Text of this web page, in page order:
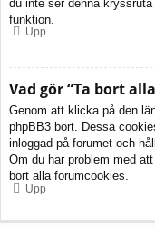
du inte ser denna
funktion.
Upp
Vad gör “Ta bort
Genom att klicka på den
phpBB3 bort. Dessa
inloggad på forumet och
Om du har problem med
bort alla forumcookies.
Upp